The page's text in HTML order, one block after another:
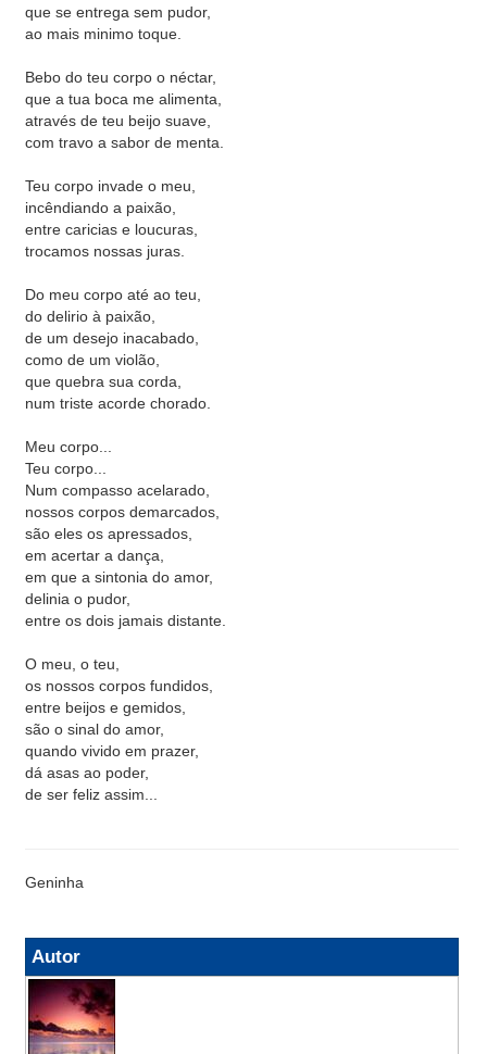
que se entrega sem pudor,
ao mais minimo toque.
Bebo do teu corpo o néctar,
que a tua boca me alimenta,
através de teu beijo suave,
com travo a sabor de menta.
Teu corpo invade o meu,
incêndiando a paixão,
entre caricias e loucuras,
trocamos nossas juras.
Do meu corpo até ao teu,
do delirio à paixão,
de um desejo inacabado,
como de um violão,
que quebra sua corda,
num triste acorde chorado.
Meu corpo...
Teu corpo...
Num compasso acelarado,
nossos corpos demarcados,
são eles os apressados,
em acertar a dança,
em que a sintonia do amor,
delinia o pudor,
entre os dois jamais distante.
O meu, o teu,
os nossos corpos fundidos,
entre beijos e gemidos,
são o sinal do amor,
quando vivido em prazer,
dá asas ao poder,
de ser feliz assim...
Geninha
Autor